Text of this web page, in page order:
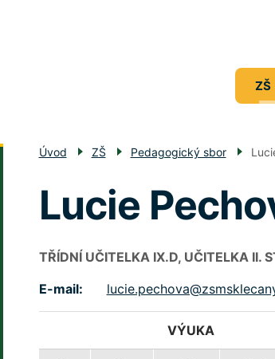
ZŠ
Úvod ZŠ Pedagogický sbor
Lucie
TŘÍDNÍ UČITELKA IX.D, UČITELKA II.
E-mail
VÝUKA